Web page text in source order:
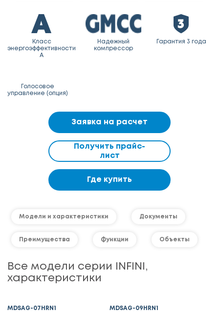
Класс
энергоэффективности
A
Надежный
компрессор
Гарантия 3 года
Голосовое
управление (опция)
Заявка на расчет
Получить прайс-
лист
Где купить
Модели и характеристики Документы
Преимущества Функции Объекты
Все модели серии INFINI,
характеристики
MDSAG-07HRN1
MDSAG-09HRN1